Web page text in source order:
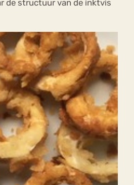
de structuur van de inktvis